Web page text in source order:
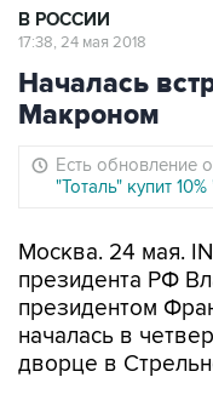
В РОССИИ
17:38, 24 мая 2018
Началась
Макроном
Есть обновление
"Тоталь" купит
Москва. 24 мая.
президента РФ
президентом
началась в
дворце в